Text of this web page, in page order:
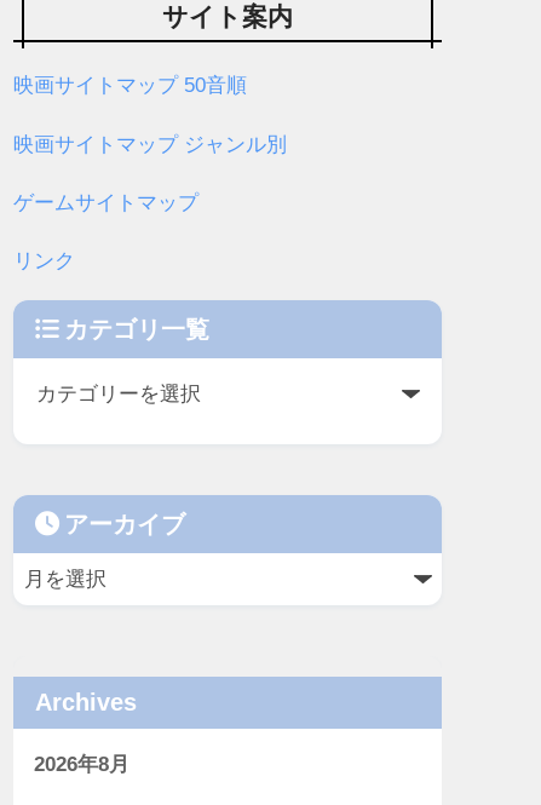
サイト案内
映画サイトマップ 50音順
映画サイトマップ ジャンル別
ゲームサイトマップ
リンク
カテゴリ一覧
アーカイブ
Archives
2026年8月